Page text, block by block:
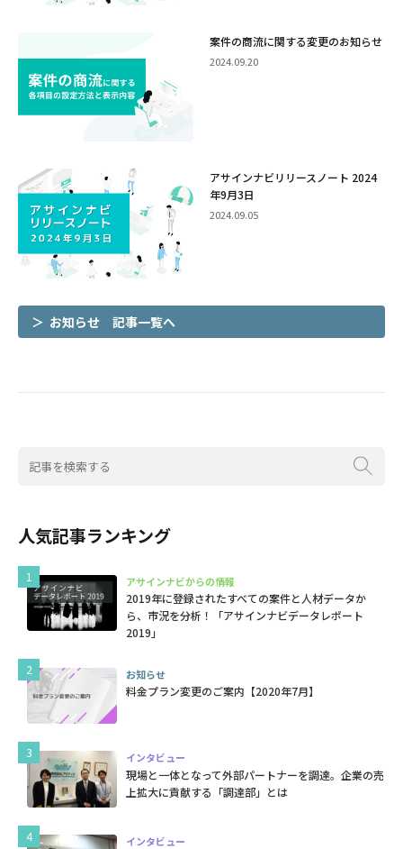
案件の商流に関する変更のお知らせ
2024.09.20
アサインナビリリースノート 2024
年9月3日
2024.09.05
お知らせ 記事一覧へ
人気記事ランキング
アサインナビからの情報
2019年に登録されたすべての案件と人材データか
ら、市況を分析！「アサインナビデータレポート
2019」
お知らせ
料金プラン変更のご案内【2020年7月】
インタビュー
現場と一体となって外部パートナーを調達。企業の売
上拡大に貢献する「調達部」とは
インタビュー